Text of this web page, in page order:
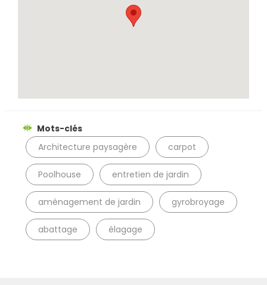
Mots-clés
Architecture paysagère
carpot
Poolhouse entretien de jardin
aménagement de jardin gyrobroyage
abattage élagage